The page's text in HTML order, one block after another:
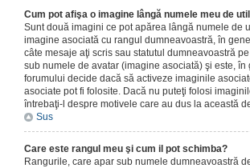
Cum pot afişa o imagine lângă numele meu de
Sunt două imagini ce pot apărea lângă numele de
imagine asociată cu rangul dumneavoastră, în
câte mesaje aţi scris sau statutul dumneavoastră
sub numele de avatar (imagine asociată) şi este,
forumului decide dacă să activeze imaginile
asociate pot fi folosite. Dacă nu puteţi folosi
întrebaţi-l despre motivele care au dus la această
Sus
Care este rangul meu şi cum il pot schimba?
Rangurile, care apar sub numele dumneavoastră